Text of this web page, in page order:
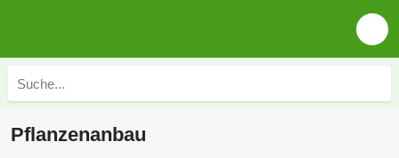
Pflanzenanbau